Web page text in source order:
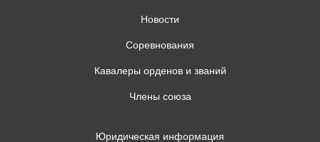
Новости
Соревнования
Кавалеры орденов и званий
Члены союза
Юридическая информация